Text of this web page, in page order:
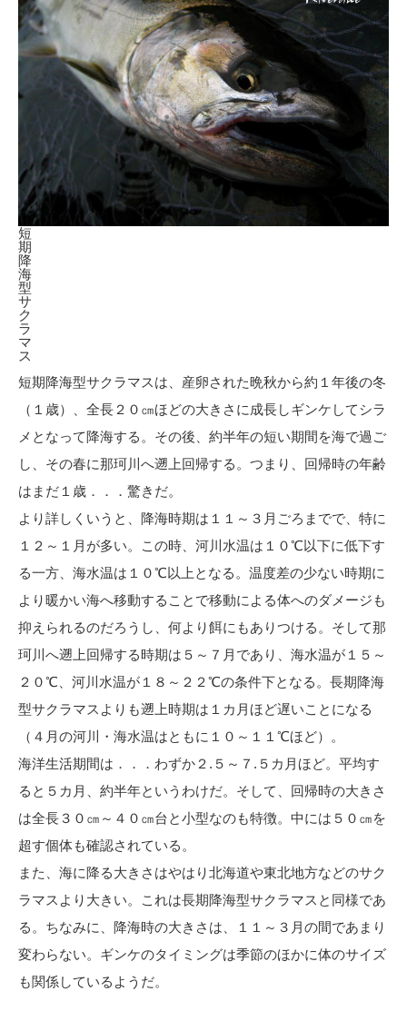
短
期
降
海
型
サ
ク
ラ
マ
ス
短期降海型サクラマスは、産卵された晩秋から約１年後の冬
（１歳）、全長２０㎝ほどの大きさに成長しギンケしてシラ
メとなって降海する。その後、約半年の短い期間を海で過ご
し、その春に那珂川へ遡上回帰する。つまり、回帰時の年齢
はまだ１歳．．．驚きだ。
より詳しくいうと、降海時期は１１～３月ごろまでで、特に
１２～１月が多い。この時、河川水温は１０℃以下に低下す
る一方、海水温は１０℃以上となる。温度差の少ない時期に
より暖かい海へ移動することで移動による体へのダメージも
抑えられるのだろうし、何より餌にもありつける。そして那
珂川へ遡上回帰する時期は５～７月であり、海水温が１５～
２０℃、河川水温が１８～２２℃の条件下となる。長期降海
型サクラマスよりも遡上時期は１カ月ほど遅いことになる
（４月の河川・海水温はともに１０～１１℃ほど）。
海洋生活期間は．．．わずか２.５～７.５カ月ほど。平均す
ると５カ月、約半年というわけだ。そして、回帰時の大きさ
は全長３０㎝～４０㎝台と小型なのも特徴。中には５０㎝を
超す個体も確認されている。
また、海に降る大きさはやはり北海道や東北地方などのサク
ラマスより大きい。これは長期降海型サクラマスと同様であ
る。ちなみに、降海時の大きさは、１１～３月の間であまり
変わらない。ギンケのタイミングは季節のほかに体のサイズ
も関係しているようだ。